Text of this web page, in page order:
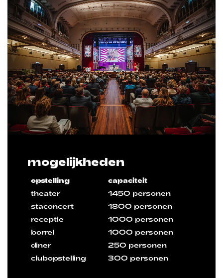
mogelijkheden
opstelling
capaciteit
theater
1450 personen
staconcert
1800 personen
receptie
1000 personen
borrel
1000 personen
diner
250 personen
clubopstelling
300 personen